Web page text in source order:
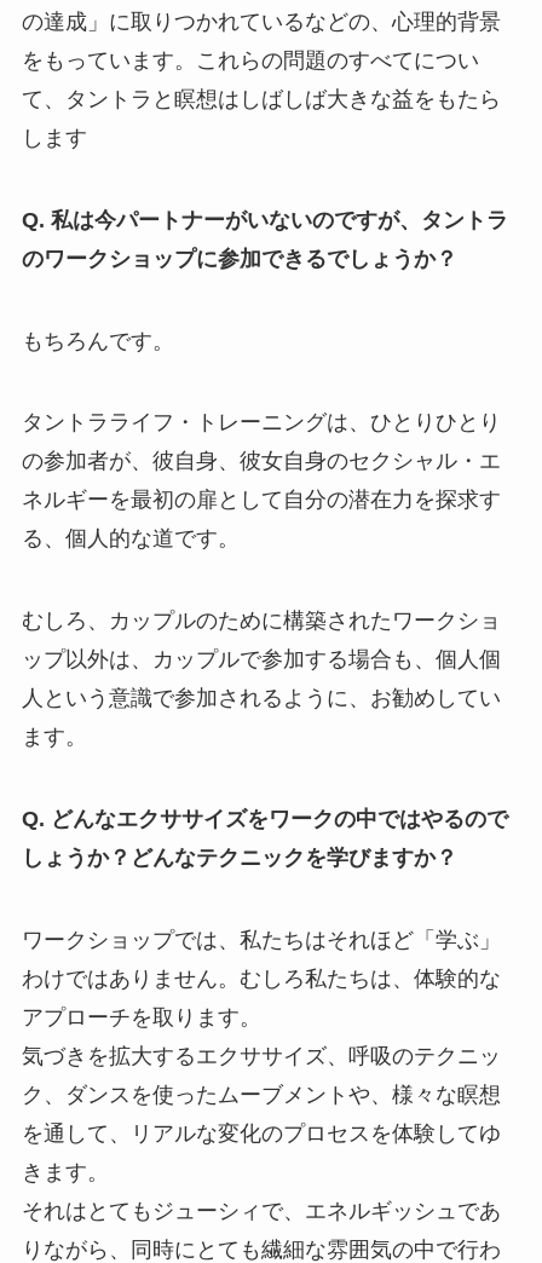
の達成」に取りつかれているなどの、心理的背景
をもっています。これらの問題のすべてについ
て、タントラと瞑想はしばしば大きな益をもたら
します
Q. 私は今パートナーがいないのですが、タントラ
のワークショップに参加できるでしょうか？
もちろんです。
タントラライフ・トレーニングは、ひとりひとり
の参加者が、彼自身、彼女自身のセクシャル・エ
ネルギーを最初の扉として自分の潜在力を探求す
る、個人的な道です。
むしろ、カップルのために構築されたワークショ
ップ以外は、カップルで参加する場合も、個人個
人という意識で参加されるように、お勧めしてい
ます。
Q. どんなエクササイズをワークの中ではやるので
しょうか？どんなテクニックを学びますか？
ワークショップでは、私たちはそれほど「学ぶ」
わけではありません。むしろ私たちは、体験的な
アプローチを取ります。
気づきを拡大するエクササイズ、呼吸のテクニッ
ク、ダンスを使ったムーブメントや、様々な瞑想
を通して、リアルな変化のプロセスを体験してゆ
きます。
それはとてもジューシィで、エネルギッシュであ
りながら、同時にとても繊細な雰囲気の中で行わ